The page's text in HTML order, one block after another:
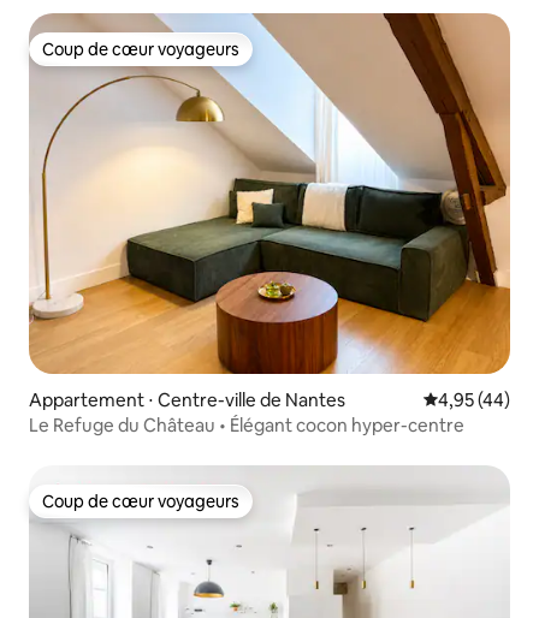
Coup de cœur voyageurs
Coup de cœur voyageurs
Appartement ⋅ Centre-ville de Nantes Évaluation
4,95 (44)
Le Refuge du Château • Élégant cocon hyper-centre
Coup de cœur voyageurs
Coup de cœur voyageurs